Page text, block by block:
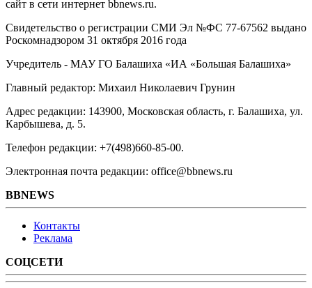
сайт в сети интернет bbnews.ru.
Свидетельство о регистрации СМИ Эл №ФС ‎77-67562 выдано
Роскомнадзором 31 октября 2016 года
Учредитель - МАУ ГО Балашиха «ИА «Большая Балашиха»
Главный редактор: Михаил Николаевич Грунин
Адрес редакции: 143900, Московская область, г. Балашиха, ул.
Карбышева, д. 5.
Телефон редакции: +7(498)660-85-00.
Электронная почта редакции: office@bbnews.ru
BBNEWS
Контакты
Реклама
СОЦСЕТИ